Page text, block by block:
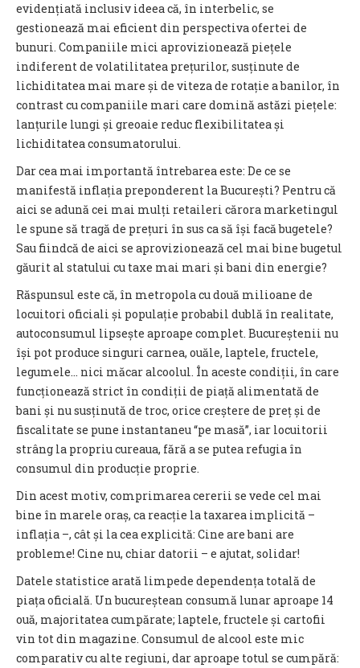
evidențiată inclusiv ideea că, în interbelic, se
gestionează mai eficient din perspectiva ofertei de
bunuri. Companiile mici aprovizionează piețele
indiferent de volatilitatea prețurilor, susținute de
lichiditatea mai mare și de viteza de rotație a banilor, în
contrast cu companiile mari care domină astăzi piețele:
lanțurile lungi și greoaie reduc flexibilitatea și
lichiditatea consumatorului.
Dar cea mai importantă întrebarea este: De ce se
manifestă inflația preponderent la București? Pentru că
aici se adună cei mai mulți retaileri cărora marketingul
le spune să tragă de prețuri în sus ca să își facă bugetele?
Sau fiindcă de aici se aprovizionează cel mai bine bugetul
găurit al statului cu taxe mai mari și bani din energie?
Răspunsul este că, în metropola cu două milioane de
locuitori oficiali și populație probabil dublă în realitate,
autoconsumul lipsește aproape complet. Bucureștenii nu
își pot produce singuri carnea, ouăle, laptele, fructele,
legumele… nici măcar alcoolul. În aceste condiții, în care
funcționează strict în condiții de piață alimentată de
bani și nu susținută de troc, orice creștere de preț și de
fiscalitate se pune instantaneu “pe masă”, iar locuitorii
strâng la propriu cureaua, fără a se putea refugia în
consumul din producție proprie.
Din acest motiv, comprimarea cererii se vede cel mai
bine în marele oraș, ca reacție la taxarea implicită –
inflația –, cât și la cea explicită: Cine are bani are
probleme! Cine nu, chiar datorii – e ajutat, solidar!
Datele statistice arată limpede dependența totală de
piața oficială. Un bucureștean consumă lunar aproape 14
ouă, majoritatea cumpărate; laptele, fructele și cartofii
vin tot din magazine. Consumul de alcool este mic
comparativ cu alte regiuni, dar aproape totul se cumpără: